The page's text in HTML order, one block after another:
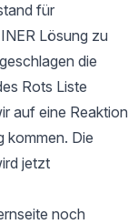
für
Lösung zu
die
Rots Liste
auf eine Reaktion
kommen. Die
jetzt
noch